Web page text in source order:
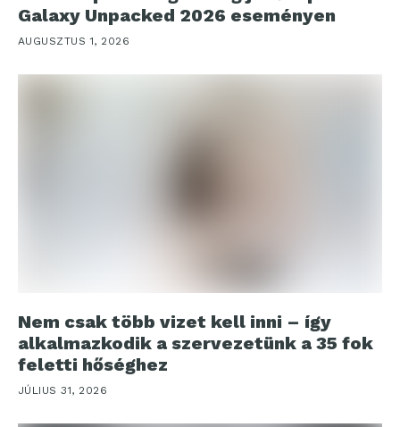
Galaxy Unpacked 2026 eseményen
AUGUSZTUS 1, 2026
Nem csak több vizet kell inni – így
alkalmazkodik a szervezetünk a 35 fok
feletti hőséghez
JÚLIUS 31, 2026